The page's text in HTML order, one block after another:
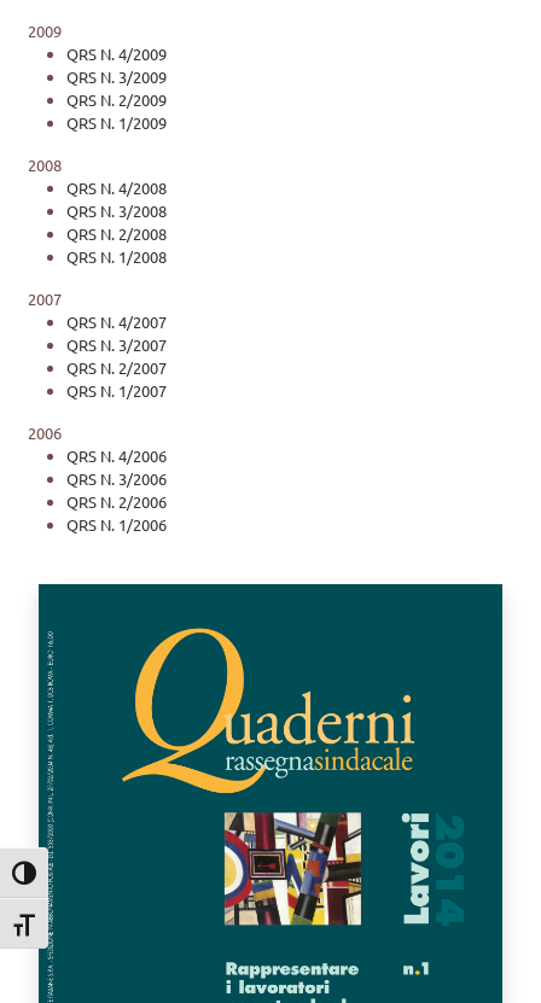
Attiva/disattiva alto contrasto
Attiva/disattiva dimensione testo
2009
QRS N. 4/2009
QRS N. 3/2009
QRS N. 2/2009
QRS N. 1/2009
2008
QRS N. 4/2008
QRS N. 3/2008
QRS N. 2/2008
QRS N. 1/2008
2007
QRS N. 4/2007
QRS N. 3/2007
QRS N. 2/2007
QRS N. 1/2007
2006
QRS N. 4/2006
QRS N. 3/2006
QRS N. 2/2006
QRS N. 1/2006